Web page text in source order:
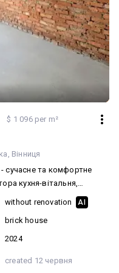
$ 1 096 per m²
Вінниця
кухня-вітальня,
- панорамні вікна -
в середині квартири буде
і сантехніки,
3-х поверхового
ОСББ) - двір
without renovation AI
brick house
2024
created 12 червня